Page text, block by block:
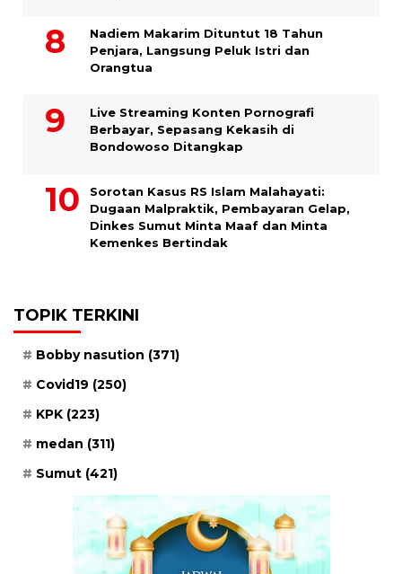
​Nadiem Makarim Dituntut 18 Tahun
Penjara, Langsung Peluk Istri dan
Orangtua
Live Streaming Konten Pornografi
Berbayar, Sepasang Kekasih di
Bondowoso Ditangkap
Sorotan Kasus RS Islam Malahayati:
Dugaan Malpraktik, Pembayaran Gelap,
Dinkes Sumut Minta Maaf dan Minta
Kemenkes Bertindak
TOPIK TERKINI
Bobby nasution (371)
Covid19 (250)
KPK (223)
medan (311)
Sumut (421)